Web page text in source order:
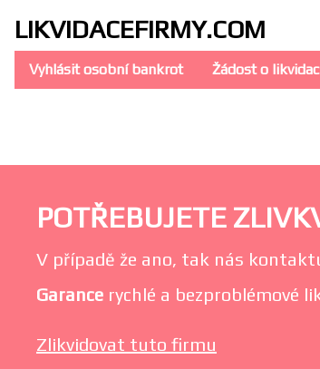
LIKVIDACEFIRMY.COM
Vyhlásit osobní bankrot Žádost o
POTŘEBUJETE
V případě že ano, tak nás
Garance rychlé a bezproblémové
Zlikvidovat tuto firmu